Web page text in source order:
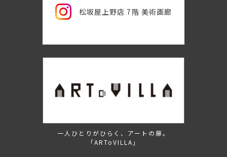
松坂屋上野店 7階 美術画廊
一人ひとりがひらく、アートの扉。
「ARToVILLA」